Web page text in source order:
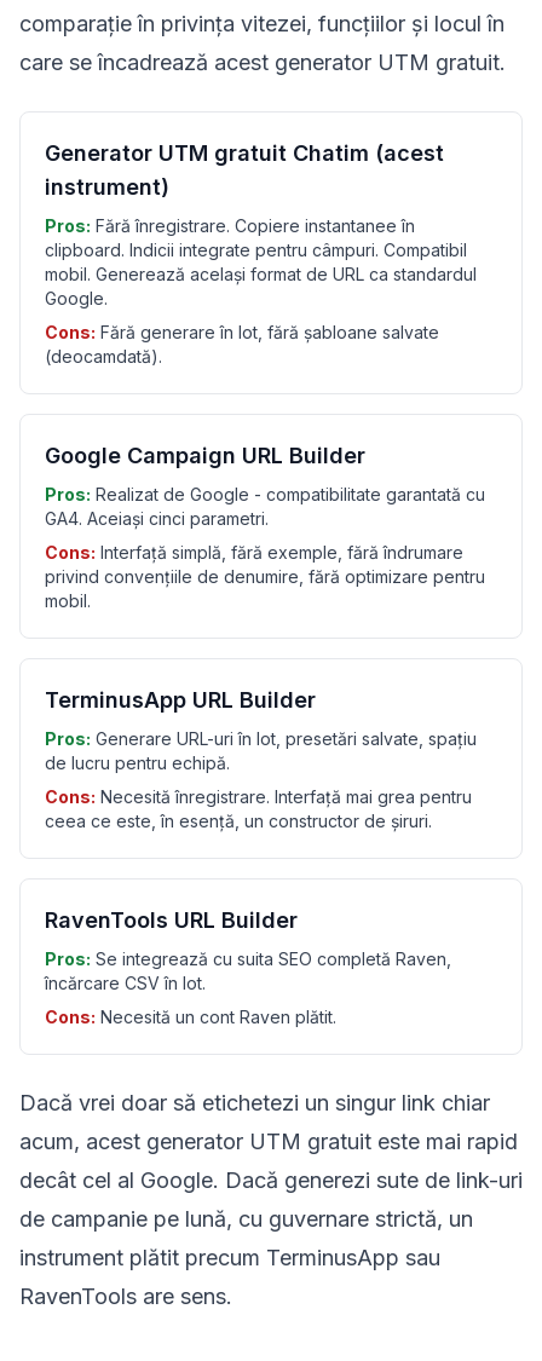
comparație în privința vitezei, funcțiilor și locul în
care se încadrează acest generator UTM gratuit.
Generator UTM gratuit Chatim (acest
instrument)
Pros: Fără înregistrare. Copiere instantanee în
clipboard. Indicii integrate pentru câmpuri. Compatibil
mobil. Generează același format de URL ca standardul
Google.
Cons: Fără generare în lot, fără șabloane salvate
(deocamdată).
Google Campaign URL Builder
Pros: Realizat de Google - compatibilitate garantată cu
GA4. Aceiași cinci parametri.
Cons: Interfață simplă, fără exemple, fără îndrumare
privind convențiile de denumire, fără optimizare pentru
mobil.
TerminusApp URL Builder
Pros: Generare URL-uri în lot, presetări salvate, spațiu
de lucru pentru echipă.
Cons: Necesită înregistrare. Interfață mai grea pentru
ceea ce este, în esență, un constructor de șiruri.
RavenTools URL Builder
Pros: Se integrează cu suita SEO completă Raven,
încărcare CSV în lot.
Cons: Necesită un cont Raven plătit.
Dacă vrei doar să etichetezi un singur link chiar
acum, acest generator UTM gratuit este mai rapid
decât cel al Google. Dacă generezi sute de link-uri
de campanie pe lună, cu guvernare strictă, un
instrument plătit precum TerminusApp sau
RavenTools are sens.